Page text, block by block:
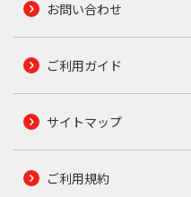
お問い合わせ
ご利用ガイド
サイトマップ
ご利用規約